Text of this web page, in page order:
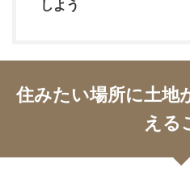
しよう
住みたい場所に土地
える